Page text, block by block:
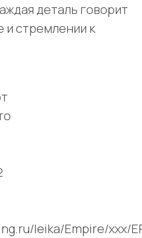
деталь говорит
и стремлении к
leika/Empire/xxx/